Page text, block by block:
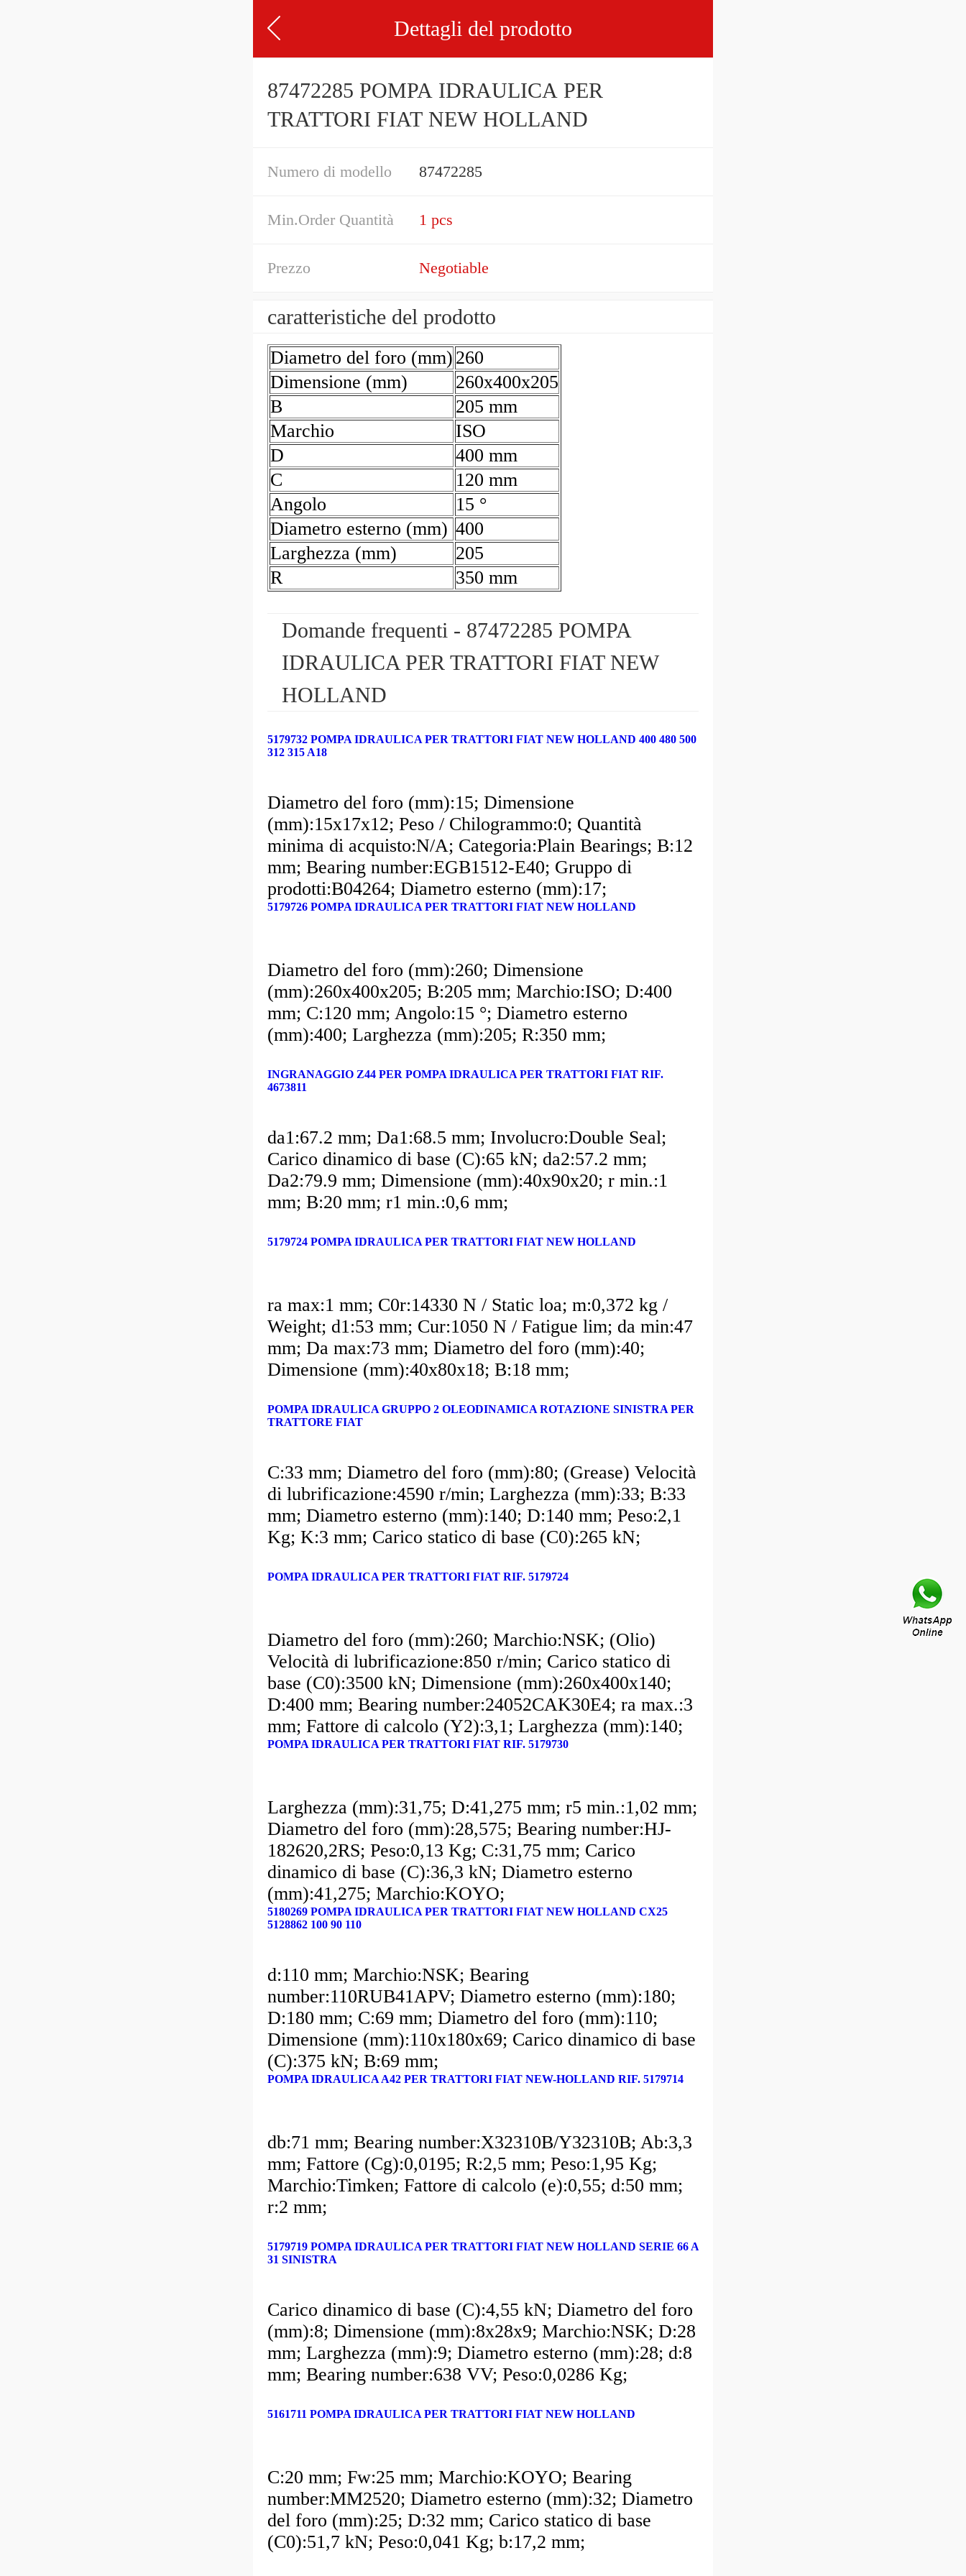
Dettagli del prodotto
87472285 POMPA IDRAULICA PER
TRATTORI FIAT NEW HOLLAND
Numero di modello 87472285
Min.Order Quantità 1 pcs
Prezzo Negotiable
caratteristiche del prodotto
Diametro del foro (mm) 260
Dimensione (mm)
260x400x205
B
205 mm
Marchio
ISO
D
400 mm
C
120 mm
Angolo
15 °
Diametro esterno (mm) 400
Larghezza (mm)
205
R
350 mm
Domande frequenti - 87472285 POMPA
IDRAULICA PER TRATTORI FIAT NEW
HOLLAND
5179732 POMPA IDRAULICA PER TRATTORI FIAT NEW HOLLAND 400 480 500
312 315 A18
Diametro del foro (mm):15; Dimensione
(mm):15x17x12; Peso / Chilogrammo:0; Quantità
minima di acquisto:N/A; Categoria:Plain Bearings; B:12
mm; Bearing number:EGB1512-E40; Gruppo di
prodotti:B04264; Diametro esterno (mm):17;
Marchio:INA;
5179726 POMPA IDRAULICA PER TRATTORI FIAT NEW HOLLAND
Diametro del foro (mm):260; Dimensione
(mm):260x400x205; B:205 mm; Marchio:ISO; D:400
mm; C:120 mm; Angolo:15 °; Diametro esterno
(mm):400; Larghezza (mm):205; R:350 mm;
INGRANAGGIO Z44 PER POMPA IDRAULICA PER TRATTORI FIAT RIF.
4673811
da1:67.2 mm; Da1:68.5 mm; Involucro:Double Seal;
Carico dinamico di base (C):65 kN; da2:57.2 mm;
Da2:79.9 mm; Dimensione (mm):40x90x20; r min.:1
mm; B:20 mm; r1 min.:0,6 mm;
5179724 POMPA IDRAULICA PER TRATTORI FIAT NEW HOLLAND
ra max:1 mm; C0r:14330 N / Static loa; m:0,372 kg /
Weight; d1:53 mm; Cur:1050 N / Fatigue lim; da min:47
mm; Da max:73 mm; Diametro del foro (mm):40;
Dimensione (mm):40x80x18; B:18 mm;
POMPA IDRAULICA GRUPPO 2 OLEODINAMICA ROTAZIONE SINISTRA PER
TRATTORE FIAT
C:33 mm; Diametro del foro (mm):80; (Grease) Velocità
di lubrificazione:4590 r/min; Larghezza (mm):33; B:33
mm; Diametro esterno (mm):140; D:140 mm; Peso:2,1
Kg; K:3 mm; Carico statico di base (C0):265 kN;
POMPA IDRAULICA PER TRATTORI FIAT RIF. 5179724
Diametro del foro (mm):260; Marchio:NSK; (Olio)
Velocità di lubrificazione:850 r/min; Carico statico di
base (C0):3500 kN; Dimensione (mm):260x400x140;
D:400 mm; Bearing number:24052CAK30E4; ra max.:3
mm; Fattore di calcolo (Y2):3,1; Larghezza (mm):140;
POMPA IDRAULICA PER TRATTORI FIAT RIF. 5179730
Larghezza (mm):31,75; D:41,275 mm; r5 min.:1,02 mm;
Diametro del foro (mm):28,575; Bearing number:HJ-
182620,2RS; Peso:0,13 Kg; C:31,75 mm; Carico
dinamico di base (C):36,3 kN; Diametro esterno
(mm):41,275; Marchio:KOYO;
5180269 POMPA IDRAULICA PER TRATTORI FIAT NEW HOLLAND CX25
5128862 100 90 110
d:110 mm; Marchio:NSK; Bearing
number:110RUB41APV; Diametro esterno (mm):180;
D:180 mm; C:69 mm; Diametro del foro (mm):110;
Dimensione (mm):110x180x69; Carico dinamico di base
(C):375 kN; B:69 mm;
POMPA IDRAULICA A42 PER TRATTORI FIAT NEW-HOLLAND RIF. 5179714
db:71 mm; Bearing number:X32310B/Y32310B; Ab:3,3
mm; Fattore (Cg):0,0195; R:2,5 mm; Peso:1,95 Kg;
Marchio:Timken; Fattore di calcolo (e):0,55; d:50 mm;
r:2 mm;
5179719 POMPA IDRAULICA PER TRATTORI FIAT NEW HOLLAND SERIE 66 A
31 SINISTRA
Carico dinamico di base (C):4,55 kN; Diametro del foro
(mm):8; Dimensione (mm):8x28x9; Marchio:NSK; D:28
mm; Larghezza (mm):9; Diametro esterno (mm):28; d:8
mm; Bearing number:638 VV; Peso:0,0286 Kg;
5161711 POMPA IDRAULICA PER TRATTORI FIAT NEW HOLLAND
C:20 mm; Fw:25 mm; Marchio:KOYO; Bearing
number:MM2520; Diametro esterno (mm):32; Diametro
del foro (mm):25; D:32 mm; Carico statico di base
(C0):51,7 kN; Peso:0,041 Kg; b:17,2 mm;